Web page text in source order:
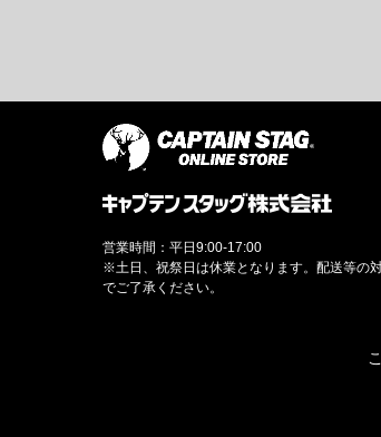
営業時間：平日9:00-17:00
※土日、祝祭日は休業となります。配送等の
でご了承ください。